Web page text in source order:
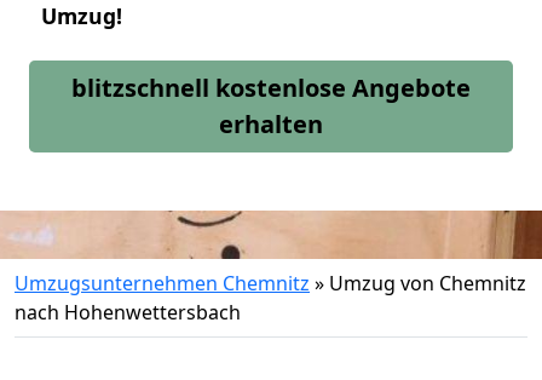
Umzug!
blitzschnell kostenlose Angebote
erhalten
Umzugsunternehmen Chemnitz » Umzug von Chemnitz
nach Hohenwettersbach